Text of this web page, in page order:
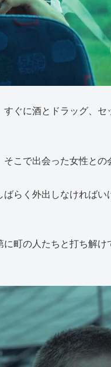
ぐに酒とドラッグ、
こで出会った女性との
らく外出しなければ
町の人たちと打ち解